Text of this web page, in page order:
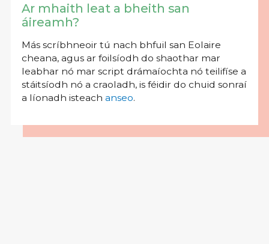
Ar mhaith leat a bheith san
áireamh?
Más scríbhneoir tú nach bhfuil san Eolaire
cheana, agus ar foilsíodh do shaothar mar
leabhar nó mar script drámaíochta nó teilifíse a
stáitsíodh nó a craoladh, is féidir do chuid sonraí
a líonadh isteach anseo.